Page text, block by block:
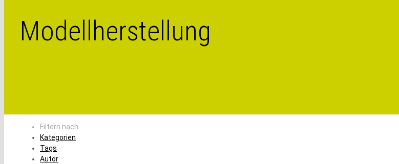
Modellherstellung
Filtern nach
Kategorien
Tags
Autor